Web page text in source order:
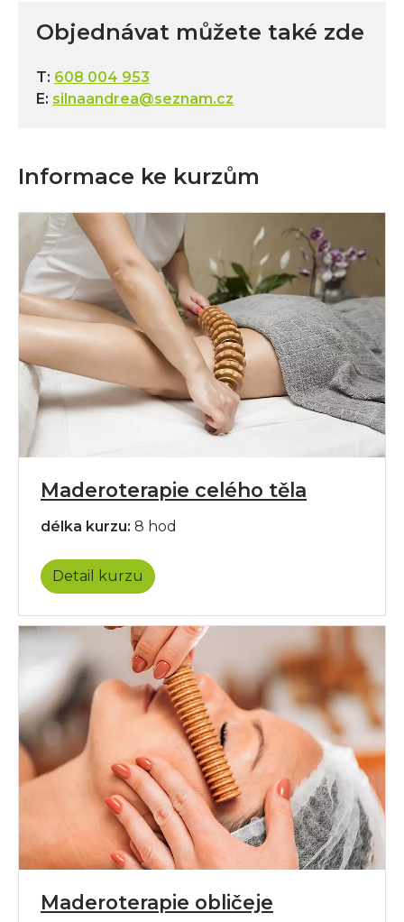
Objednávat můžete také zde
T: 608 004 953
E: silnaandrea@seznam.cz
Informace ke kurzům
Maderoterapie celého těla
délka kurzu: 8 hod
Detail kurzu
Maderoterapie obličeje